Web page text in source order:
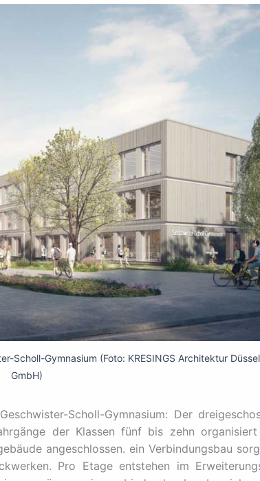
Scholl-Gymnasium (Foto: KRESINGS Architektur
GmbH)
Scholl-Gymnasium: Der
der Klassen fünf bis zehn
angeschlossen. ein Verbindungsbau
Pro Etage entstehen im